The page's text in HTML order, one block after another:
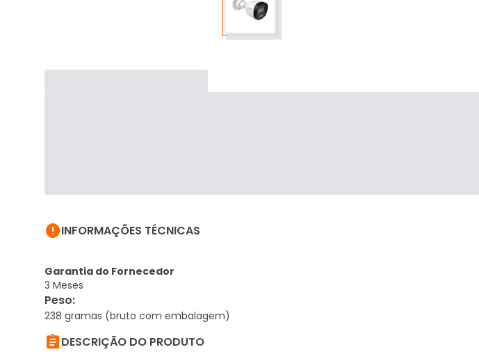
INFORMAÇÕES TÉCNICAS
Garantia do Fornecedor
3 Meses
Peso:
238 gramas (bruto com embalagem)
DESCRIÇÃO DO PRODUTO